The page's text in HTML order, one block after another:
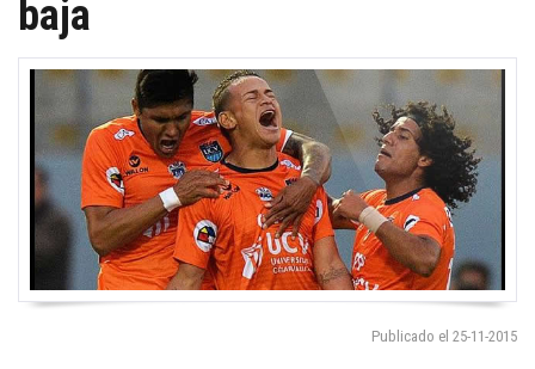
baja
Publicado el 25-11-2015